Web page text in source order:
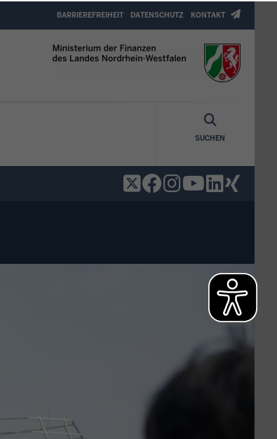
Top
Menu
BARRIEREFREIHEIT DATENSCHUTZ KONTAKT
SUCHEN